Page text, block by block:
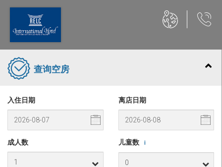
查询空房
入住日期 离店日期
成人数 儿童数 i